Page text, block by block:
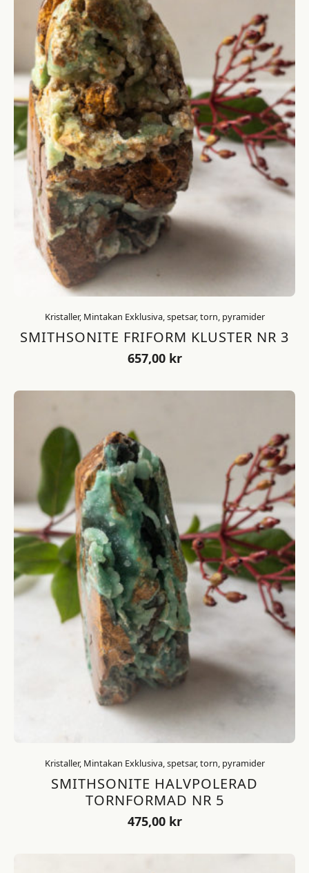
Kristaller, Mintakan Exklusiva, spetsar, torn, pyramider
SMITHSONITE FRIFORM KLUSTER NR 3
657,00 kr
Kristaller, Mintakan Exklusiva, spetsar, torn, pyramider
SMITHSONITE HALVPOLERAD
TORNFORMAD NR 5
475,00 kr